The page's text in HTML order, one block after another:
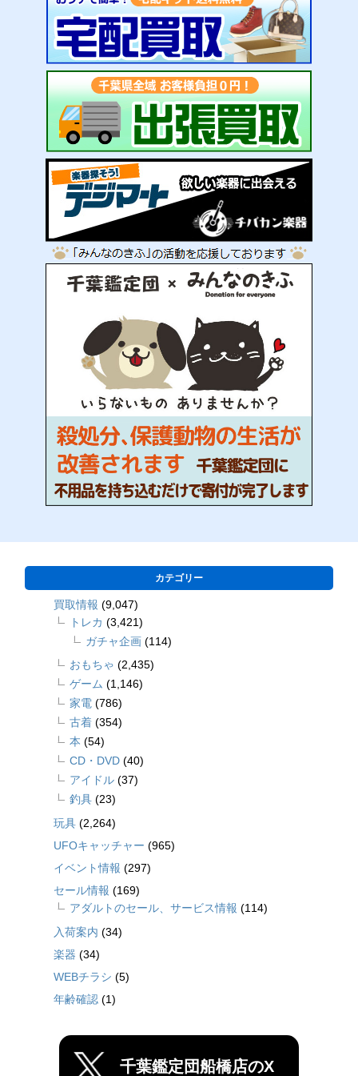
カテゴリー
買取情報 (9,047)
トレカ (3,421)
ガチャ企画 (114)
おもちゃ (2,435)
ゲーム (1,146)
家電 (786)
古着 (354)
本 (54)
CD・DVD (40)
アイドル (37)
釣具 (23)
玩具 (2,264)
UFOキャッチャー (965)
イベント情報 (297)
セール情報 (169)
アダルトのセール、サービス情報 (114)
入荷案内 (34)
楽器 (34)
WEBチラシ (5)
年齢確認 (1)
千葉鑑定団船橋店のX